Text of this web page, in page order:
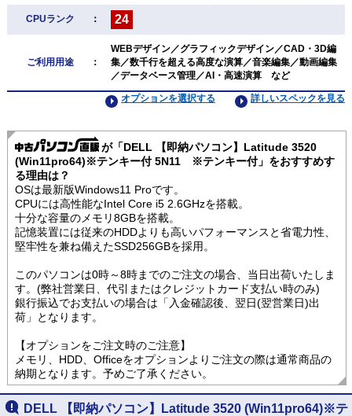
CPUランク ： 24
ご利用用途 ：
WEBデザイン／グラフィックデザイン／CAD・3D編
集／数千行を超える高度な演算／音楽編集／動画編集
／データベース管理／AI・高速演算 など
詳しいスペックを見る
オプションを選択する
が「DELL 【即納パソコン】Latitude 3520
(Win11pro64)※テンキー付 5N11 ※テンキー付」をおすすめす
る理由は？
OSは最新版Windows11 Proです。
CPUには高性能なIntel Core i5 2.6GHzを搭載。
十分な容量のメモリ8GBを搭載。
記憶装置には従来のHDDよりも高いパフォーマンスと省電力性、
堅牢性を兼ね備えたSSD256GBを採用。
このパソコンは0時～8時までのご注文の場合、当日出荷いたしま
す。(弊社営業日、代引またはクレジットカード支払い時のみ)
銀行振込でお支払いの場合は「入金確認後、翌日(翌営業日)出
荷」となります。
【オプションをご注文時のご注意】
メモリ、HDD、Officeをオプションよりご注文の際は通常商品の
納期となります。予めご了承ください。
DELL 【即納パソコン】Latitude 3520 (Win11pro64)※テ